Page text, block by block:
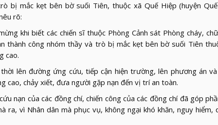
bị mắc kẹt bên bờ suối Tiên, thuộc xã Quế Hiệp (huyện
rõ:
khi biết các chiến sĩ thuộc Phòng Cảnh sát Phòng cháy,
thành công nhóm thầy và trò bị mắc kẹt bên bờ suối Tiên
cao.
lên đường ứng cứu, tiếp cận hiện trường, lên phương án
cao, chảy xiết, đưa người gặp nạn đến vị trí an toàn.
nạn của các đồng chí, chiến công của các đồng chí đã góp
ra, vì Nhân dân mà phục vụ, không ngại khó khăn, nguy hiểm,